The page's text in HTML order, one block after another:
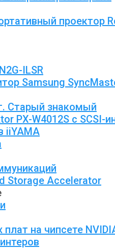
проектор
ILSR
Samsung
Старый знакомый
PX-W4012S с SCSI-
iiYAMA
Storage Accelerator
на чипсете